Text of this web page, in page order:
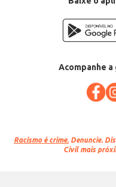
Acompanhe
Racismo é crime. Denuncie.
Civil mais